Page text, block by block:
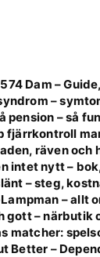
Dam –
–
pension – så
fjärrkontroll
räven och
intet nytt –
– steg,
– allt
gott – närbutik
matcher:
Better –